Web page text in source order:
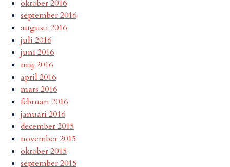
oktober 2016
september 2016
augusti 2016
juli 2016
juni 2016
maj 2016
april 2016
mars 2016
februari 2016
januari 2016
december 2015
november 2015
oktober 2015
september 2015